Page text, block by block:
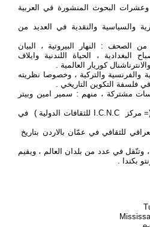
وعشرات البحوث المنشورة في العربية
والسياسية والنقدية في العديد من
من الصحف : النهار البيروتية ، البيان
البغدادية ، الحياة اللندنية وايلاف
كوريار العالمية .
والفرنسية والتركية ، وخصوصا نظريته
في فلسفة التكوين التاريخي .
مشتركة ، منهم : سمير امين وبيتر
. المدير التنفيذي لمشروع اكنك (= مركز I.C.N.C للثقافات الدولية ) في
للثقافي في عمّان بالاردن بتاريخ
. غادر العراق لأول مرة العام 1976 ، وتنّقل في عدد من بلدان العالم ، ويقيم
بكندا .